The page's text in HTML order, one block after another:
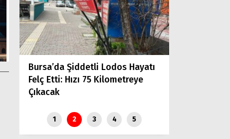
KARS BAYRAM NAMAZI
Bursa’da Şiddetli Lodos Hayatı
Felç Etti: Hızı 75 Kilometreye
Çıkacak
1 2 3 4 5